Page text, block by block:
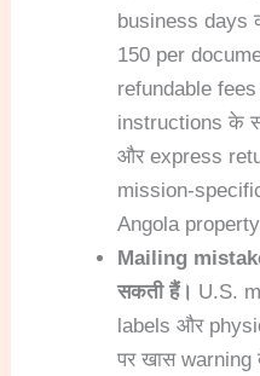
business days
150 per
refundable
instructions के
और express
mission-
Angola
Mailing
सकती हैं। U.S.
labels और
पर खास